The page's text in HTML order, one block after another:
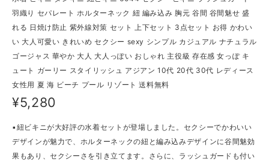
羽織り セパレート ホルターネック 紐 編み込み 胸元 谷間 谷間魅せ 盛
れる 日焼け防止 紫外線対策 セット 上下セット 3点セット お得 かわい
い 大人可愛い きれいめ セクシー sexy シンプル カジュアル ナチュラル
ゴージャス 華やか 大人 大人っぽい おしゃれ 主役級 存在感 女っぽ キ
ュート ガーリー スタイリッシュ アジアン 10代 20代 30代 レディース
女性用 夏 海 ビーチ プール リゾート 送料無料
¥5,280
▪紐ビキニが大好評の水着セットが登場しました。セクシーでかわいい
デザインが魅力で、ホルターネックの紐と編み込みデザインに谷間魅効
果もあり、セクシーさを引き立てます。さらに、ラッシュガードも付い